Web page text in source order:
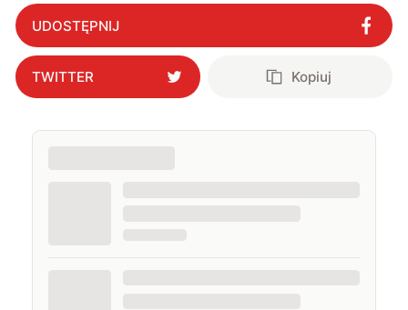
UDOSTĘPNIJ
TWITTER Kopiuj